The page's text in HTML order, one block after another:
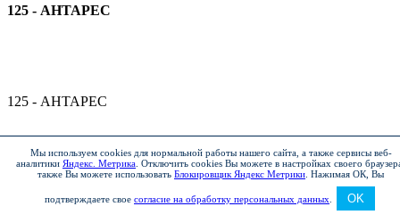
125 - АНТАРЕС
125 - АНТАРЕС
Мы используем cookies для нормальной работы нашего сайта, а также сервисы веб-
аналитики Яндекс. Метрика Отключить cookies Вы можете в настройках своего
также Вы можете использовать Блокировщик Яндекс Метрики Нажимая ОК, Вы
подтверждаете свое согласие на обработку персональных данных OK